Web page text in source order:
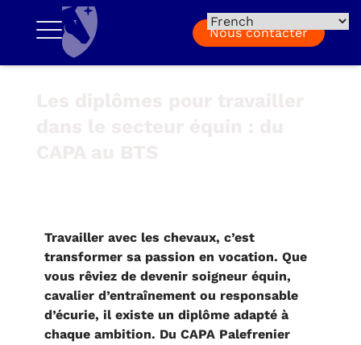
Nous contacter
Travailler avec les chevaux, c’est
transformer sa passion en vocation. Que
vous rêviez de devenir soigneur équin,
cavalier d’entraînement ou responsable
d’écurie, il existe un diplôme adapté à
chaque ambition. Du CAPA Palefrenier